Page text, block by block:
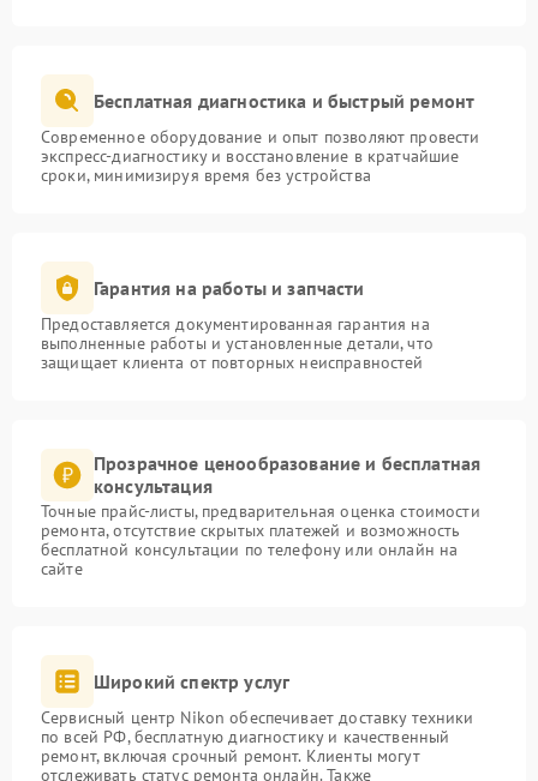
Бесплатная диагностика и быстрый ремонт
Современное оборудование и опыт позволяют провести
экспресс-диагностику и восстановление в кратчайшие
сроки, минимизируя время без устройства
Гарантия на работы и запчасти
Предоставляется документированная гарантия на
выполненные работы и установленные детали, что
защищает клиента от повторных неисправностей
Прозрачное ценообразование и бесплатная
консультация
Точные прайс-листы, предварительная оценка стоимости
ремонта, отсутствие скрытых платежей и возможность
бесплатной консультации по телефону или онлайн на
сайте
Широкий спектр услуг
Сервисный центр Nikon обеспечивает доставку техники
по всей РФ, бесплатную диагностику и качественный
ремонт, включая срочный ремонт. Клиенты могут
отслеживать статус ремонта онлайн. Также